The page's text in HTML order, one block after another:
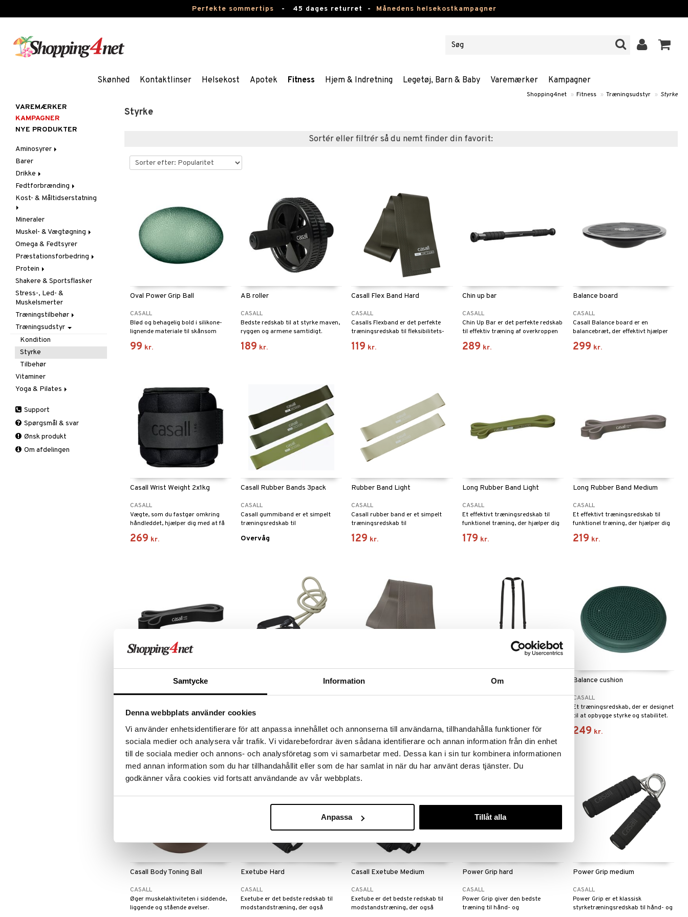
Samtycke Information Om
Denna webbplats använder cookies
Vi använder enhetsidentifierare för att anpassa innehållet och annonserna till användarna, tillhandahålla funktioner för
sociala medier och analysera vår trafik. Vi vidarebefordrar även sådana identifierare och annan information från din enhet
till de sociala medier och annons- och analysföretag som vi samarbetar med. Dessa kan i sin tur kombinera informationen
med annan information som du har tillhandahållit eller som de har samlat in när du har använt deras tjänster. Du
godkänner våra cookies vid fortsatt användande av vår webbplats.
Anpassa Tillåt alla
Perfekte sommertips - 45 dages returret - Månedens helsekostkampagner
Skønhed Kontaktlinser Helsekost Apotek Fitness Hjem & Indretning Legetøj, Barn & Baby Varemærker Kampagner
Shopping4net » Fitness » Træningsudstyr » Styrke
Styrke
Sortér eller filtrér så du nemt finder din favorit:
Oval Power Grip Ball
CASALL
Blød og behagelig bold i silikone-
lignende materiale til skånsom
træning af hånd-, finger- og
underarmmuskler.
99 kr.
AB roller
CASALL
Bedste redskab til at styrke maven,
ryggen og armene samtidigt.
189 kr.
Casall Flex Band Hard
CASALL
Casalls Flexband er det perfekte
træningsredskab til fleksibilitets-
og stabilitetstræning. Det kan
bruges til øvelser både for over- og
119 kr.
Chin up bar
CASALL
Chin Up Bar er det perfekte redskab
til effektiv træning af overkroppen
og til at strække ryggen.
289 kr.
Balance board
CASALL
Casall Balance board er en
balancebræt, der effektivt hjælper
dig med at træne musklerne i
fødder, ben og krop.
299 kr.
Casall Wrist Weight 2x1kg
CASALL
Vægte, som du fastgør omkring
håndleddet, hjælper dig med at få
en mere intensiv træning.
269 kr.
Casall Rubber Bands 3pack
CASALL
Casall gummiband er et simpelt
træningsredskab til
uendelige træningsmuligheder.
Overvåg
Rubber Band Light
CASALL
Casall rubber band er et simpelt
træningsredskab til
modstandstræning, men som giver
mange valgmuligheder.
129 kr.
Long Rubber Band Light
CASALL
Et effektivt træningsredskab til
funktionel træning, der hjælper dig
med at træne styrke, fleksibilitet,
smidighed og hurtighed.
179 kr.
Long Rubber Band Medium
CASALL
Et effektivt træningsredskab til
funktionel træning, der hjælper dig
med at træne styrke, fleksibilitet,
smidighed og hurtighed.
219 kr.
Casall Long Rubber Band Hard
CASALL
funktionel træning, der hjælper dig
med at træne styrke, fleksibilitet,
smidighed og hurtighed.
239 kr.
CASALL
modstandstræning af alle store
muskelgrupper, uanset hvor du er.
189 kr.
Casall Flex Band Medium
CASALL
og stabilitetstræning. Det kan
bruges til øvelser både for over- og
underkroppen.
169 kr.
PRF Multi Balance Trainer
CASALL
kropsvægt til styrke- og
balanceøvelser.
569 kr.
Balance cushion
CASALL
Et træningsredskab, der er designet
til at opbygge styrke og stabilitet.
249 kr.
Casall Body Toning Ball
CASALL
Øger muskelaktiviteten i siddende,
liggende og stående øvelser.
Exetube Hard
CASALL
Exetube er det bedste redskab til
modstandstræning, der også
Casall Exetube Medium
CASALL
Exetube er det bedste redskab til
modstandstræning, der også
Power Grip hard
CASALL
Power Grip giver den bedste
træning til hånd- og
Power Grip medium
CASALL
Power Grip er et klassisk
styrketræningsredskab til hånd- og
VAREMÆRKER
KAMPAGNER
NYE PRODUKTER
Aminosyrer
Kapsler & Tabletter
Pulvere & Drikke
Barer
Drikke
Sportsdrikke
Fedtforbrænding
Kapsler & Tabletter
Kost- & Måltidserstatning
Pulvere & Drikke
Mineraler
Muskel- & Vægtøgning
Aminosyrer
Gainer
Kreatin
Øvrige
Omega & Fedtsyrer
Præstationsforbedring
Kreatin
Øvrige
Pre-workout
Protein
Blandet protein
Soja- & Æggeprotein
Valleprotein
Shakere & Sportsflasker
Stress-, Led- &
Muskelsmerter
Træningstilbehør
Gåstave
Øvrigt
Støtte & Beskyttelse
Albue
Håndled
Knæ
Vrist
Træningsudstyr
Kondition
Styrke
Tilbehør
Vitaminer
Yoga & Pilates
Tilbehør
Support
Spørgsmål & svar
Ønsk produkt
Om afdelingen